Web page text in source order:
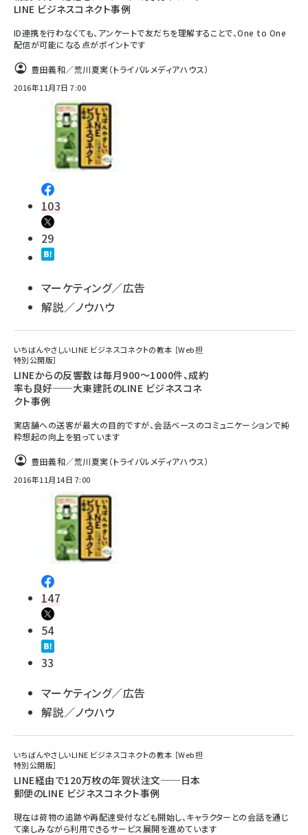
LINE ビジネスコネクト事例
ID連携を行わなくても、アンケートで友だちを理解することで、One to One
配信が可能になる点がポイントです
豊田義和／荒川夏実（トライバルメディアハウス）
2016年11月7日 7:00
103
29
マーケティング／広告
解説／ノウハウ
いちばんやさしいLINE ビジネスコネクトの教本 ［Web担
特別公開版］
LINEからの反響数は毎月900～1000件、成約
率も良好──大東建託のLINE ビジネスコネ
クト事例
実店舗への送客が最大の目的ですが、会話ベースのコミュニケーションで純
粋想起の向上を狙っています
豊田義和／荒川夏実（トライバルメディアハウス）
2016年11月14日 7:00
147
54
33
マーケティング／広告
解説／ノウハウ
いちばんやさしいLINE ビジネスコネクトの教本 ［Web担
特別公開版］
LINE経由で120万枚の年賀状注文──日本
郵便のLINE ビジネスコネクト事例
現在は荷物の追跡や再配達受付なども開始し、キャラクターとの会話を通じ
て楽しみながら利用できるサービス展開を進めています